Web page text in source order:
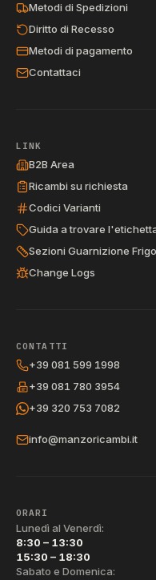
Metodi di Spedizioni
Diritto di Recesso
Metodi di pagamento
Contattaci
LINK
B2B Area
Ricambi su richiesta
Codici Varianti
Guida a trovare
Sezioni Guarnizione Frigo
Change Logs
CONTATTI
+39 081 599 1998
+39 081 780 3954
+39 320 753 7082
info@manzoricambi.it
ORARI
Lunedì al Venerdì:
8:30 – 13:30
15:30 – 18:30
Sabato e Domenica: